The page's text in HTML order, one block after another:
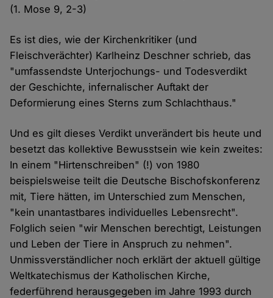
(1. Mose 9, 2-3)
Es ist dies, wie der Kirchenkritiker (und
Fleischverächter) Karlheinz Deschner schrieb, das
"umfassendste Unterjochungs- und Todesverdikt
der Geschichte, infernalischer Auftakt der
Deformierung eines Sterns zum Schlachthaus."
Und es gilt dieses Verdikt unverändert bis heute und
besetzt das kollektive Bewusstsein wie kein zweites:
In einem "Hirtenschreiben" (!) von 1980
beispielsweise teilt die Deutsche Bischofskonferenz
mit, Tiere hätten, im Unterschied zum Menschen,
"kein unantastbares individuelles Lebensrecht".
Folglich seien "wir Menschen berechtigt, Leistungen
und Leben der Tiere in Anspruch zu nehmen".
Unmissverständlicher noch erklärt der aktuell gültige
Weltkatechismus der Katholischen Kirche,
federführend herausgegeben im Jahre 1993 durch